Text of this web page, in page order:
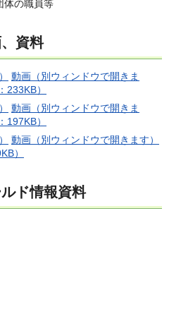
体の職員等
資料
動画（別ウィンドウで開きま
233KB）
動画（別ウィンドウで開きま
197KB）
動画（別ウィンドウで開きます）
）
ド情報資料